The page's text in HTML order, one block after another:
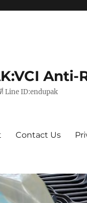
Line ID:endupak
Contact Us